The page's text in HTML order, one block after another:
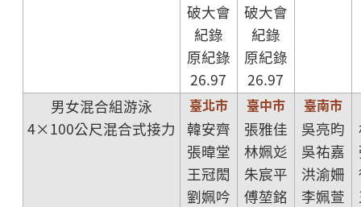
破大會
紀錄
原紀錄
26.97
破大會
紀錄
原紀錄
26.97
男女混合組游泳
4×100公尺混合式接力
臺北市
韓安齊
張暐堂
王冠閎
劉姵吟
臺中市
張雅佳
林姵彣
朱宸平
傅堃銘
臺南市
吳亮昀
吳祐嘉
洪渝姍
李姵萱